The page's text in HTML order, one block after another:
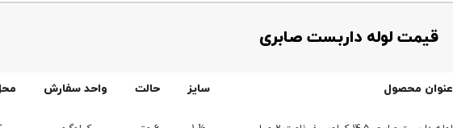
قیمت لوله داربست صابری
عنوان محصول سایز حالت واحد سفارش